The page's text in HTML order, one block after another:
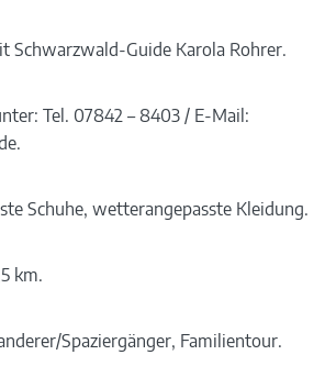
Schwarzwald-Guide Karola Rohrer.
Tel. 07842 – 8403 / E-Mail:
Schuhe, wetterangepasste Kleidung.
km.
Spaziergänger, Familientour.